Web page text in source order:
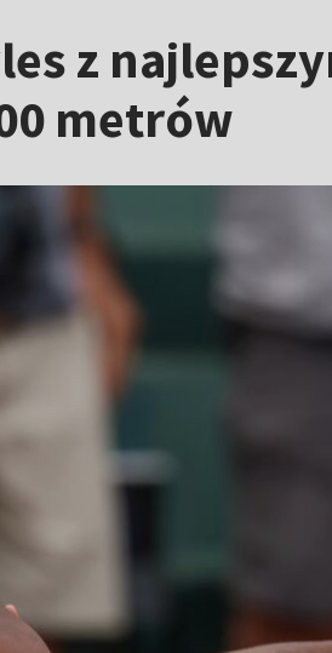
z
metrów